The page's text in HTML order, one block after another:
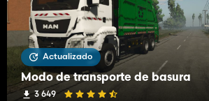
Actualizado
Modo de transporte de basura
3 649